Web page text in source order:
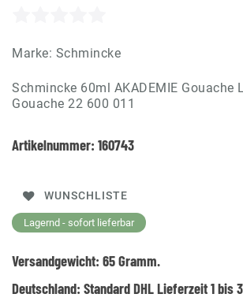
Marke: Schmincke
Schmincke 60ml AKADEMIE Gouache
Gouache 22 600 011
Artikelnummer: 160743
WUNSCHLISTE
Lagernd - sofort lieferbar
Versandgewicht: 65Gramm.
Deutschland: Standard DHL Lieferzeit 1 bis